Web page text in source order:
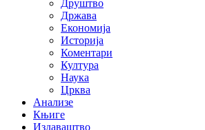
Друштво
Држава
Економија
Историја
Коментари
Култура
Наука
Црква
Анализе
Књиге
Издаваштво